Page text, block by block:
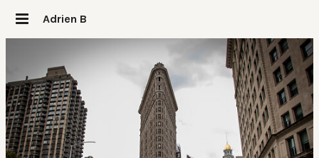
Adrien B